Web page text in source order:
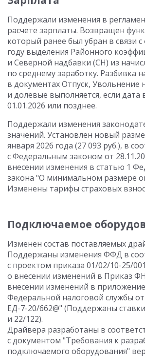
Поддержали изменения в
расчете зарплаты. Возвращен
который ранее был убран в связи
году выделения Районного
и Северной надбавки (СН) из
по среднему заработку. Разбивка
в документах Отпуск, Увольнение
и долевые выполняется, если дата
01.01.2026 или позднее.
Поддержали изменения
значений. Установлен новый
января 2026 года (27 093 руб.), в
с Федеральным законом от
внесении изменения в статью 1
закона "О минимальном размере
Изменены тарифы страховых
Подключаемое
Изменен состав поставляемых
Поддержаны изменения ФФД в
с проектом приказа 01/02/10-25/
о внесении изменений в Приказ
внесении изменений в
Федеральной налоговой службы
ЕД-7-20/662@" (Поддержаны
и 22/122).
Драйвера разработаны в
с документом "Требования к
подключаемого оборудования"